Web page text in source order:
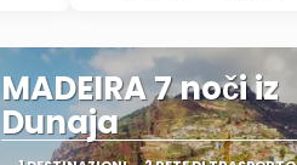
MADEIRA 7 noči iz
Dunaja